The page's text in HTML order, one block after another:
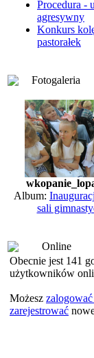
Procedura -
agresywny
Konkurs
pastorałek
Fotogaleria
Album:
sali
Online
Obecnie jest 141
użytkowników
Możesz
zarejestrować